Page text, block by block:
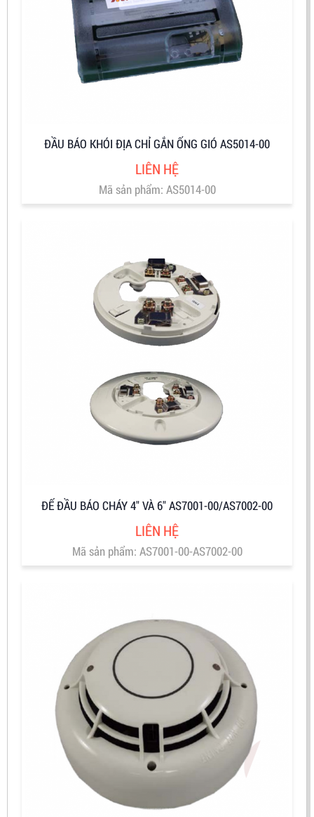
ĐẦU BÁO KHÓI ĐỊA CHỈ GẮN ỐNG GIÓ AS5014-00
LIÊN HỆ
Mã sản phẩm: AS5014-00
ĐẾ ĐẦU BÁO CHÁY 4″ VÀ 6″ AS7001-00/AS7002-00
LIÊN HỆ
Mã sản phẩm: AS7001-00-AS7002-00